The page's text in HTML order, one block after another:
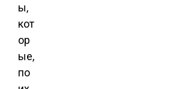
ы,
кот
ор
ые,
по